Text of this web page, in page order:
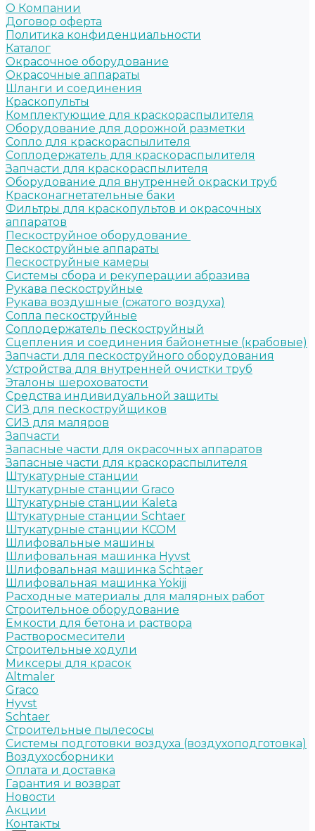
О Компании
Договор оферта
Политика конфиденциальности
Каталог
Окрасочное оборудование
Окрасочные аппараты
Шланги и соединения
Краскопульты
Комплектующие для краскораспылителя
Оборудование для дорожной разметки
Сопло для краскораспылителя
Соплодержатель для краскораспылителя
Запчасти для краскораспылителя
Оборудование для внутренней окраски труб
Красконагнетательные баки
Фильтры для краскопультов и окрасочных
аппаратов
Пескоструйное оборудование
Пескоструйные аппараты
Пескоструйные камеры
Системы сбора и рекуперации абразива
Рукава пескоструйные
Рукава воздушные (сжатого воздуха)
Сопла пескоструйные
Соплодержатель пескоструйный
Сцепления и соединения байонетные (крабовые)
Запчасти для пескоструйного оборудования
Устройства для внутренней очистки труб
Эталоны шероховатости
Средства индивидуальной защиты
СИЗ для пескоструйщиков
СИЗ для маляров
Запчасти
Запасные части для окрасочных аппаратов
Запасные части для краскораспылителя
Штукатурные станции
Штукатурные станции Graco
Штукатурные станции Kaleta
Штукатурные станции Schtaer
Штукатурные станции КСОМ
Шлифовальные машины
Шлифовальная машинка Hyvst
Шлифовальная машинка Schtaer
Шлифовальная машинка Yokiji
Расходные материалы для малярных работ
Строительное оборудование
Емкости для бетона и раствора
Растворосмесители
Строительные ходули
Миксеры для красок
Altmaler
Graco
Hyvst
Schtaer
Строительные пылесосы
Системы подготовки воздуха (воздухоподготовка)
Воздухосборники
Оплата и доставка
Гарантия и возврат
Новости
Акции
Контакты